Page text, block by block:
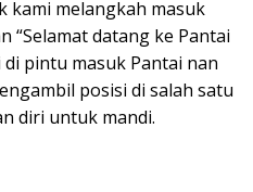
kami melangkah masuk
“Selamat datang ke Pantai
pintu masuk Pantai nan
posisi di salah satu
diri untuk mandi.